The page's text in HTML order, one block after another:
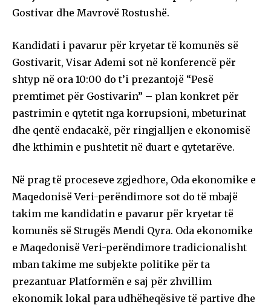
Gostivar dhe Mavrovë Rostushë.
Kandidati i pavarur për kryetar të komunës së
Gostivarit, Visar Ademi sot në konferencë për
shtyp në ora 10:00 do t’i prezantojë “Pesë
premtimet për Gostivarin” – plan konkret për
pastrimin e qytetit nga korrupsioni, mbeturinat
dhe qentë endacakë, për ringjalljen e ekonomisë
dhe kthimin e pushtetit në duart e qytetarëve.
Në prag të proceseve zgjedhore, Oda ekonomike e
Maqedonisë Veri-perëndimore sot do të mbajë
takim me kandidatin e pavarur për kryetar të
komunës së Strugës Mendi Qyra. Oda ekonomike
e Maqedonisë Veri-perëndimore tradicionalisht
mban takime me subjekte politike për ta
prezantuar Platformën e saj për zhvillim
ekonomik lokal para udhëheqësive të partive dhe